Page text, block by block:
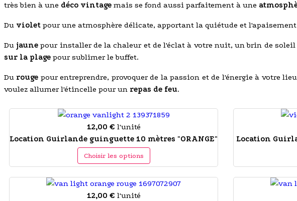
très bien à une déco vintage mais se fond aussi parfaitement à une
Du violet pour une atmosphère délicate, apportant la quiétude et
Du jaune pour installer de la chaleur et de l'éclat à votre nuit, un brin de
sur la plage pour sublimer le buffet.
Du rouge pour entreprendre, provoquer de la passion et de l'énergie à votre
voulez allumer l'étincelle pour un repas de feu.
12,00 € l'unité
Location Guirlande guinguette 10 mètres "ORANGE"
Choisir les options
Location
12,00 € l'unité